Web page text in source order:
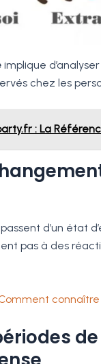
implique
chez les
: La
d’un état
pas à des